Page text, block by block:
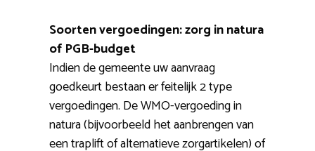
Soorten vergoedingen: zorg in natura
of PGB-budget
Indien de gemeente uw aanvraag
goedkeurt bestaan er feitelijk 2 type
vergoedingen. De WMO-vergoeding in
natura (bijvoorbeeld het aanbrengen van
een traplift of alternatieve zorgartikelen) of